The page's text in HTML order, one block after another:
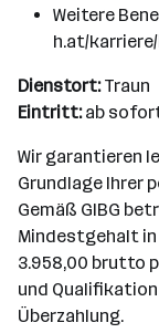
Weitere
h.at/
Dienstort:Traun
Eintritt:ab
Wir garantieren
Grundlage Ihrer
Gemäß GlBG
Mindestgehalt in
3.958,00 brutto
und
Überzahlung.